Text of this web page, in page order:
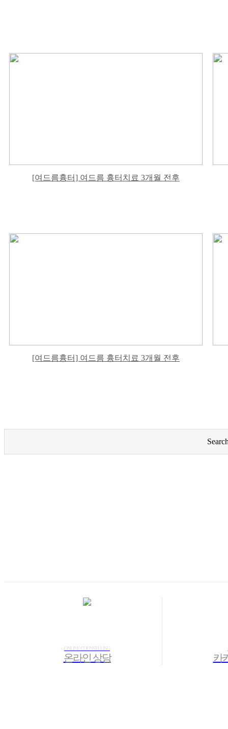
[여드름흉터] 여드름 흉터치료 3개월 전후
[여드름흉터] 여드름 흉터치료 3개월 전후
ONLINE COUNSELLING
온라인 상담 카